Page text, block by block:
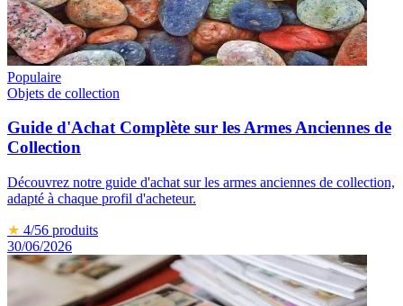
Populaire
Objets de collection
Guide d'Achat Complète sur les Armes Anciennes de
Collection
Découvrez notre guide d'achat sur les armes anciennes de collection,
adapté à chaque profil d'acheteur.
★ 4/56 produits
30/06/2026